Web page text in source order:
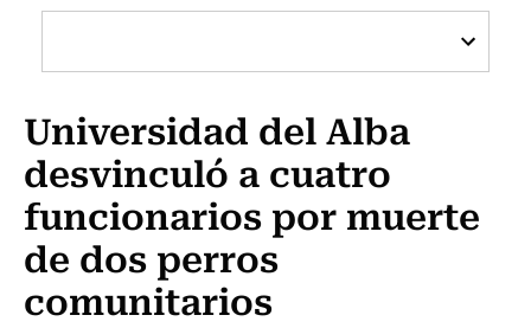
Cultura
Programas Radio y TV Usach
Universidad del Alba
desvinculó a cuatro
funcionarios por muerte
de dos perros
comunitarios